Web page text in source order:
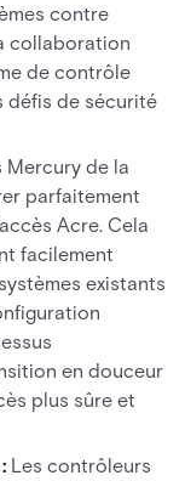
contre
collaboration
de contrôle
défis de sécurité
de la
parfaitement
Acre. Cela
facilement
existants
en douceur
plus sûre et
Les contrôleurs